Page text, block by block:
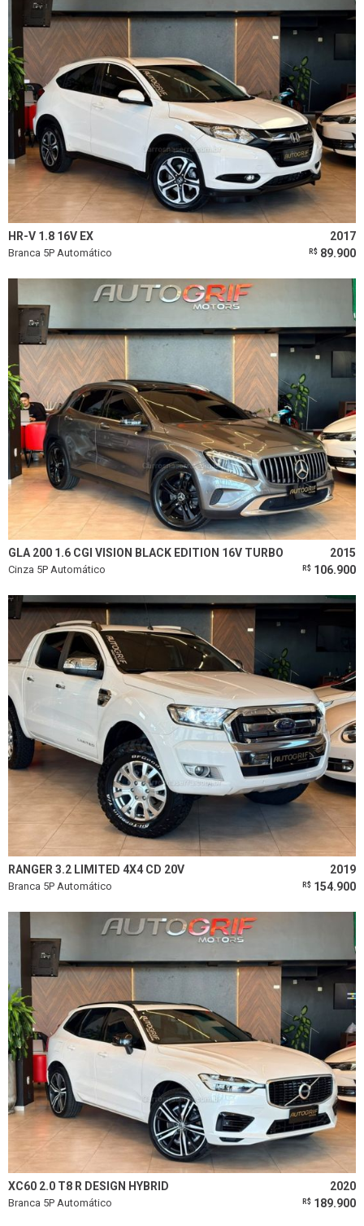
HR-V 1.8 16V EX 2017
Branca 5P Automático R$ 89.900
GLA 200 1.6 CGI VISION BLACK EDITION 16V TURBO 2015
Cinza 5P Automático R$ 106.900
RANGER 3.2 LIMITED 4X4 CD 20V 2019
Branca 5P Automático R$ 154.900
XC60 2.0 T8 R DESIGN HYBRID 2020
Branca 5P Automático R$ 189.900